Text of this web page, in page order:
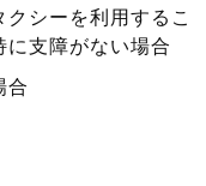
シーを利用するこ
支障がない場合
合